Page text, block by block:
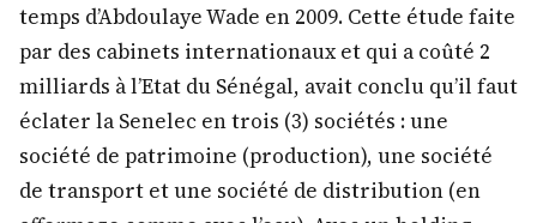
temps d’Abdoulaye Wade en 2009. Cette étude faite
par des cabinets internationaux et qui a coûté 2
milliards à l’Etat du Sénégal, avait conclu qu’il faut
éclater la Senelec en trois (3) sociétés : une
société de patrimoine (production), une société
de transport et une société de distribution (en